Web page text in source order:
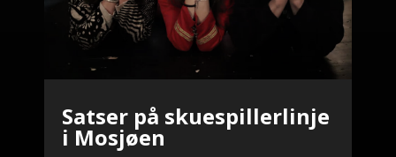
Satser på skuespillerlinje
i Mosjøen